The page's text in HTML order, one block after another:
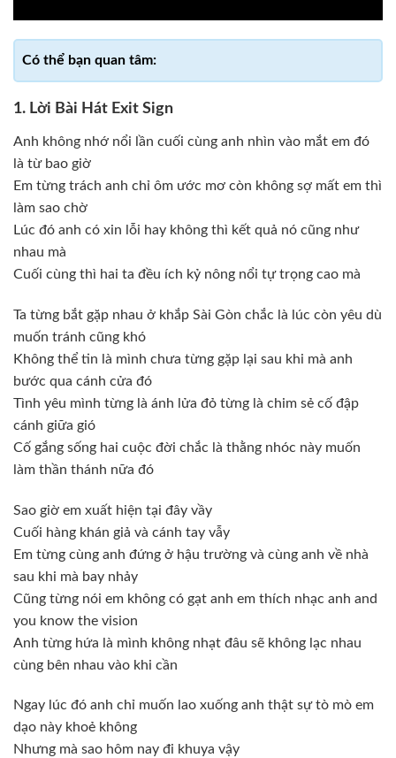
1. Lời Bài Hát Exit Sign
Anh không nhớ nổi lần cuối cùng anh nhìn vào mắt em đó
là từ bao giờ
Em từng trách anh chỉ ôm ước mơ còn không sợ mất em thì
làm sao chờ
Lúc đó anh có xin lỗi hay không thì kết quả nó cũng như
nhau mà
Cuối cùng thì hai ta đều ích kỷ nông nổi tự trọng cao mà
Ta từng bắt gặp nhau ở khắp Sài Gòn chắc là lúc còn yêu dù
muốn tránh cũng khó
Không thể tin là mình chưa từng gặp lại sau khi mà anh
bước qua cánh cửa đó
Tình yêu mình từng là ánh lửa đỏ từng là chim sẻ cố đập
cánh giữa gió
Cố gắng sống hai cuộc đời chắc là thằng nhóc này muốn
làm thần thánh nữa đó
Sao giờ em xuất hiện tại đây vầy
Cuối hàng khán giả và cánh tay vẫy
Em từng cùng anh đứng ở hậu trường và cùng anh về nhà
sau khi mà bay nhảy
Cũng từng nói em không có gạt anh em thích nhạc anh and
you know the vision
Anh từng hứa là mình không nhạt đâu sẽ không lạc nhau
cùng bên nhau vào khi cần
Ngay lúc đó anh chỉ muốn lao xuống anh thật sự tò mò em
dạo này khoẻ không
Nhưng mà sao hôm nay đi khuya vậy